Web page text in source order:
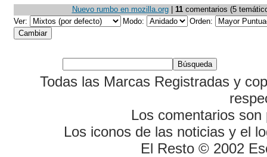
Nuevo rumbo en mozilla.org| 11comentarios (5
Ver:
Modo: Orden:
Todas las Marcas Registradas y
Los comentarios
Los iconos de las noticias y el
El Resto © 2002